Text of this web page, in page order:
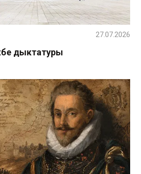
дыктатуры
27.07.2026